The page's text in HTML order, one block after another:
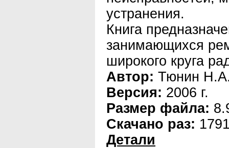
устранения.
Книга
занимающихся
широкого круга
Автор: Тюнин
Версия: 2006 г.
Размер файла:
Скачано раз:
Детали